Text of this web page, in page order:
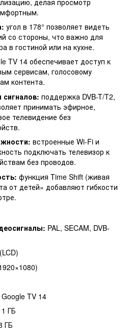
угол в 178° позволяет видеть
со стороны, что важно для
в гостиной или на кухне.
TV 14 обеспечивает доступ к
сервисам, голосовому
контента.
сигналов: поддержка DVB-T/T2,
принимать эфирное,
телевидение без
встроенные Wi-Fi и
подключать телевизор к
без проводов.
функция Time Shift (живая
от детей» добавляют гибкости
PAL, SECAM, DVB-
Google TV 14
1 ГБ
ГБ